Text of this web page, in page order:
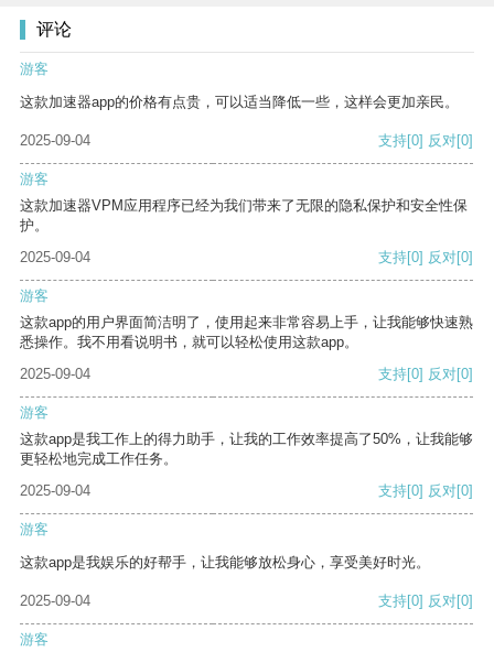
评论
游客
这款加速器app的价格有点贵，可以适当降低一些，这样会更加亲民。
2025-09-04 支持[0] 反对[0]
游客
这款加速器VPM应用程序已经为我们带来了无限的隐私保护和安全性保
护。
2025-09-04
支持[0] 反对[0]
游客
这款app的用户界面简洁明了，使用起来非常容易上手，让我能够快速熟
悉操作。我不用看说明书，就可以轻松使用这款app。
2025-09-04
支持[0] 反对[0]
游客
这款app是我工作上的得力助手，让我的工作效率提高了50%，让我能够
更轻松地完成工作任务。
2025-09-04
支持[0] 反对[0]
游客
这款app是我娱乐的好帮手，让我能够放松身心，享受美好时光。
2025-09-04 支持[0] 反对[0]
游客